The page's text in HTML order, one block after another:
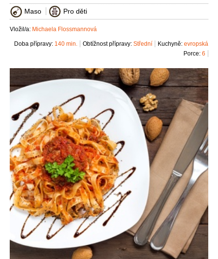
Maso Pro děti
Vložil/a: Michaela Flossmannová
Kuchyně: evropská
Obtížnost přípravy: Střední
Doba přípravy: 140 min.
Porce: 6